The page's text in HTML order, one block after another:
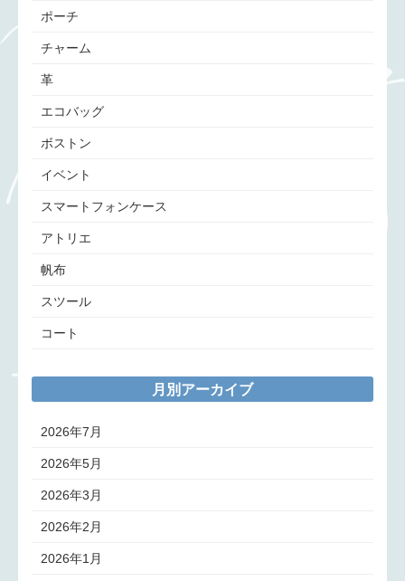
ポーチ
チャーム
革
エコバッグ
ボストン
イベント
スマートフォンケース
アトリエ
帆布
スツール
コート
月別アーカイブ
2026年7月
2026年5月
2026年3月
2026年2月
2026年1月